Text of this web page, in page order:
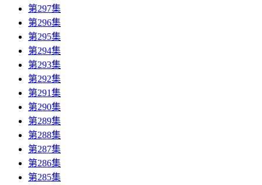
第297集
第296集
第295集
第294集
第293集
第292集
第291集
第290集
第289集
第288集
第287集
第286集
第285集